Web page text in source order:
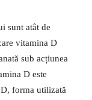
sunt atât de
vitamina D
sub acțiunea
D este
forma utilizată